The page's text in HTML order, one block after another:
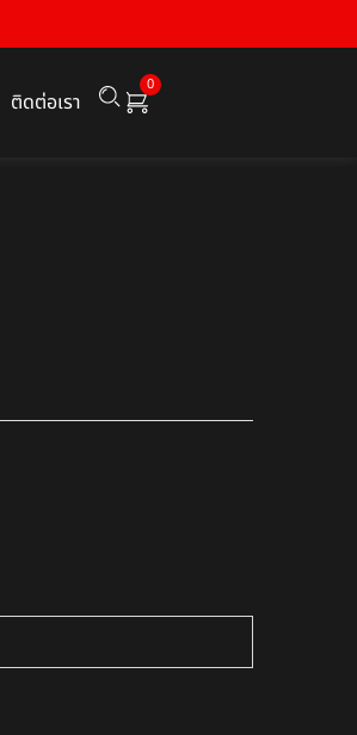
ติดต่อเรา
0